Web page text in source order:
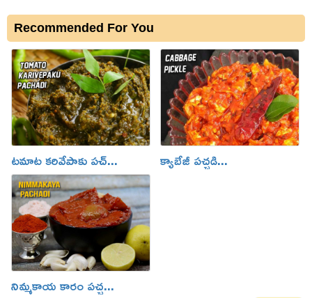
Recommended For You
టమాట కరివేపాకు పచ్... క్యాబేజీ పచ్చడి...
నిమ్మకాయ కారం పచ్చ...